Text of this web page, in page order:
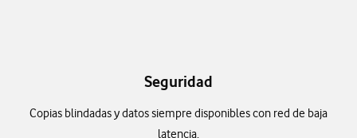
Seguridad
Copias blindadas y datos siempre disponibles con red de baja
latencia.